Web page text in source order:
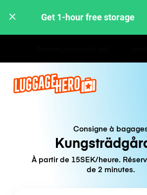
Get 1-hour free storage
Consigne à
À partir de 15SEK/heure.
de 2 minutes.